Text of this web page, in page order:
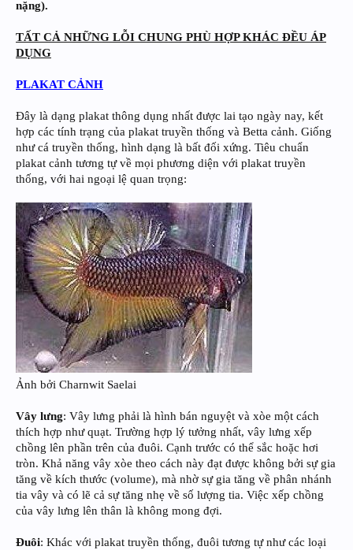
nặng).
TẤT CẢ NHỮNG LỖI CHUNG PHÙ HỢP KHÁC ĐỀU ÁP
DỤNG
PLAKAT CẢNH
Đây là dạng plakat thông dụng nhất được lai tạo ngày nay, kết
hợp các tính trạng của plakat truyền thống và Betta cảnh. Giống
như cá truyền thống, hình dạng là bất đối xứng. Tiêu chuẩn
plakat cảnh tương tự về mọi phương diện với plakat truyền
thống, với hai ngoại lệ quan trọng:
Ảnh bởi Charnwit Saelai
Vây lưng: Vây lưng phải là hình bán nguyệt và xòe một cách
thích hợp như quạt. Trường hợp lý tưởng nhất, vây lưng xếp
chồng lên phần trên của đuôi. Cạnh trước có thể sắc hoặc hơi
tròn. Khả năng vây xòe theo cách này đạt được không bởi sự gia
tăng về kích thước (volume), mà nhờ sự gia tăng về phân nhánh
tia vây và có lẽ cả sự tăng nhẹ về số lượng tia. Việc xếp chồng
của vây lưng lên thân là không mong đợi.
Đuôi: Khác với plakat truyền thống, đuôi tương tự như các loại